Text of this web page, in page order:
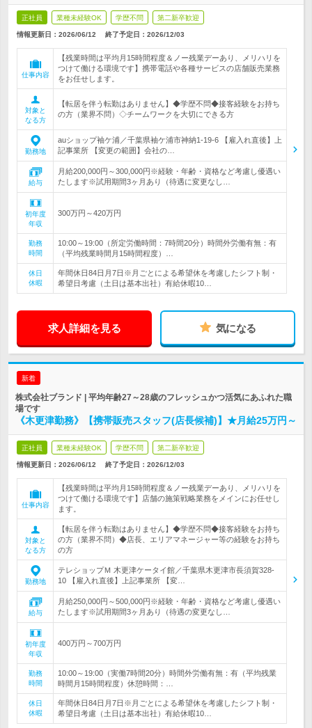
正社員 業種未経験OK 学歴不問 第二新卒歓迎
情報更新日：2026/06/12 終了予定日： 2026/12/03
仕事内容
【残業時間は平均月15時間程度＆ノー残業デーあり、メリハリを
つけて働ける環境です】携帯電話や各種サービスの店舗販売業務
をお任せします。
対象と
なる方
【転居を伴う転勤はありません】◆学歴不問◆接客経験をお持ち
の方（業界不問）◇チームワークを大切にできる方
勤務地
auショップ袖ケ浦／千葉県袖ケ浦市神納1-19-6 【雇入れ直後】上
記事業所 【変更の範囲】会社の…
給与
月給200,000円～300,000円※経験・年齢・資格など考慮し優遇い
たします※試用期間3ヶ月あり（待遇に変更なし…
初年度
年収
300万円～420万円
勤務
時間
10:00～19:00（所定労働時間：7時間20分）時間外労働有無：有
（平均残業時間月15時間程度）…
休日
休暇
年間休日84日月7日※月ごとによる希望休を考慮したシフト制・
希望日考慮（土日は基本出社）有給休暇10…
求人詳細を見る 気になる
新着
株式会社ブランド | 平均年齢27～28歳のフレッシュかつ活気にあふれた職
場です
《木更津勤務》【携帯販売スタッフ(店長候補)】★月給25万円～
正社員 業種未経験OK 学歴不問 第二新卒歓迎
情報更新日：2026/06/12 終了予定日： 2026/12/03
仕事内容
【残業時間は平均月15時間程度＆ノー残業デーあり、メリハリを
つけて働ける環境です】店舗の施策戦略業務をメインにお任せし
ます。
対象と
なる方
【転居を伴う転勤はありません】◆学歴不問◆接客経験をお持ち
の方（業界不問）◆店長、エリアマネージャー等の経験をお持ち
の方
勤務地
テレショップＭ 木更津ケータイ館／千葉県木更津市長須賀328-
10 【雇入れ直後】上記事業所 【変…
給与
月給250,000円～500,000円※経験・年齢・資格など考慮し優遇い
たします※試用期間3ヶ月あり（待遇の変更なし…
初年度
年収
400万円～700万円
勤務
時間
10:00～19:00（実働7時間20分）時間外労働有無：有（平均残業
時間月15時間程度）休憩時間：…
休日
休暇
年間休日84日月7日※月ごとによる希望休を考慮したシフト制・
希望日考慮（土日は基本出社）有給休暇10…